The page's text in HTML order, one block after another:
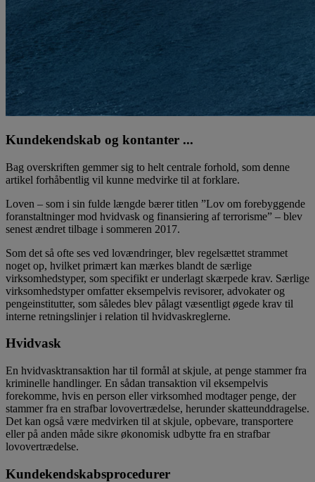
Kundekendskab og kontanter ...
Bag overskriften gemmer sig to helt centrale forhold, som denne
artikel forhåbentlig vil kunne medvirke til at forklare.
Loven – som i sin fulde længde bærer titlen ”Lov om forebyggende
foranstaltninger mod hvidvask og finansiering af terrorisme” – blev
senest ændret tilbage i sommeren 2017.
Som det så ofte ses ved lovændringer, blev regelsættet strammet
noget op, hvilket primært kan mærkes blandt de særlige
virksomhedstyper, som specifikt er underlagt skærpede krav. Særlige
virksomhedstyper omfatter eksempelvis revisorer, advokater og
pengeinstitutter, som således blev pålagt væsentligt øgede krav til
interne retningslinjer i relation til hvidvaskreglerne.
Hvidvask
En hvidvasktransaktion har til formål at skjule, at penge stammer fra
kriminelle handlinger. En sådan transaktion vil eksempelvis
forekomme, hvis en person eller virksomhed modtager penge, der
stammer fra en strafbar lovovertrædelse, herunder skatteunddragelse.
Det kan også være medvirken til at skjule, opbevare, transportere
eller på anden måde sikre økonomisk udbytte fra en strafbar
lovovertrædelse.
Kundekendskabsprocedurer